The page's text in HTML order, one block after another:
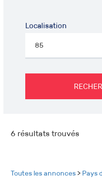
Localisation
6 résultats trouvés
Toutes les annonces > Pays